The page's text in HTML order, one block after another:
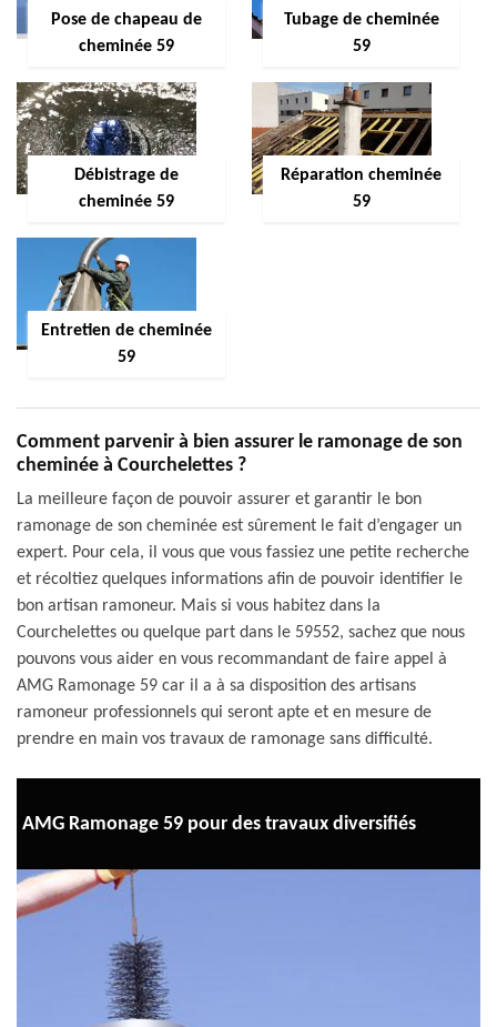
Pose de chapeau de
cheminée 59
Tubage de cheminée
59
Débistrage de
cheminée 59
Réparation cheminée
59
Entretien de cheminée
59
Comment parvenir à bien assurer le ramonage de son
cheminée à Courchelettes ?
La meilleure façon de pouvoir assurer et garantir le bon
ramonage de son cheminée est sûrement le fait d’engager un
expert. Pour cela, il vous que vous fassiez une petite recherche
et récoltiez quelques informations afin de pouvoir identifier le
bon artisan ramoneur. Mais si vous habitez dans la
Courchelettes ou quelque part dans le 59552, sachez que nous
pouvons vous aider en vous recommandant de faire appel à
AMG Ramonage 59 car il a à sa disposition des artisans
ramoneur professionnels qui seront apte et en mesure de
prendre en main vos travaux de ramonage sans difficulté.
AMG Ramonage 59 pour des travaux diversifiés